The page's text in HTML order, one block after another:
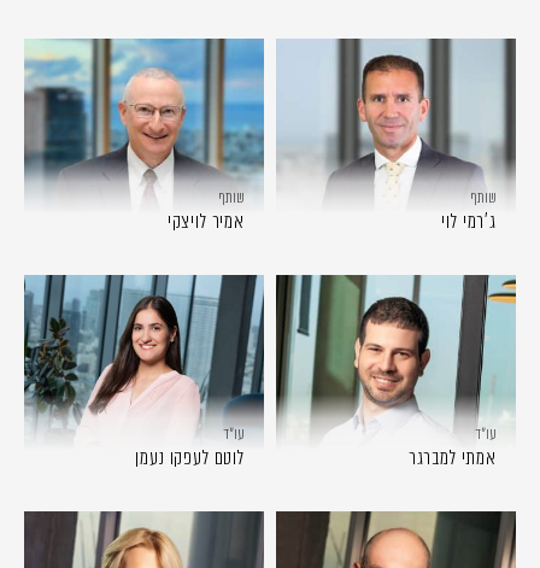
שותף
ג'רמי לוי
שותף
אמיר לויצקי
עו״ד
אמתי למברגר
עו״ד
לוטם לעפקו נעמן